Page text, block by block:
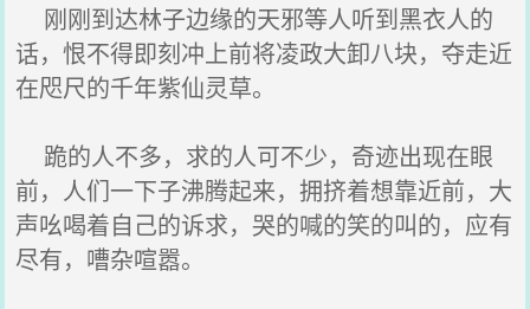
刚刚到达林子边缘的天邪等人听到黑衣人的
话，恨不得即刻冲上前将凌政大卸八块，夺走近
在咫尺的千年紫仙灵草。
跪的人不多，求的人可不少，奇迹出现在眼
前，人们一下子沸腾起来，拥挤着想靠近前，大
声吆喝着自己的诉求，哭的喊的笑的叫的，应有
尽有，嘈杂喧嚣。